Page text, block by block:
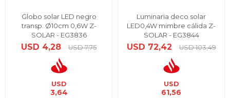
Globo solar LED negro
transp. Ø10cm 0,6W Z-
SOLAR - EG3836
USD 4,28 USD 7,75
USD
3,64
Luminaria deco solar
LED0,4W mimbre cálida Z-
SOLAR - EG3844
USD 72,42 USD 103,49
USD
61,56